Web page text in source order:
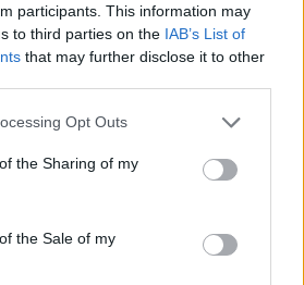
participants. This information may
to third parties on the IAB’s List of
that may further disclose it to other
app uses one or more Google
or usage behaviour. You may click to
Google and its third-party tags to
specified purposes in below Google
Opt Outs
the Sharing of my
the Sale of my